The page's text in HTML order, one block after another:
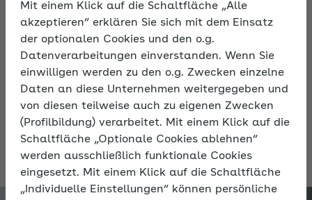
Mit einem Klick auf die Schaltfläche „Alle
akzeptieren“ erklären Sie sich mit dem Einsatz
der optionalen Cookies und den o.g.
Datenverarbeitungen einverstanden. Wenn Sie
einwilligen werden zu den o.g. Zwecken einzelne
Daten an diese Unternehmen weitergegeben und
von diesen teilweise auch zu eigenen Zwecken
(Profilbildung) verarbeitet. Mit einem Klick auf die
Schaltfläche „Optionale Cookies ablehnen“
werden ausschließlich funktionale Cookies
eingesetzt. Mit einem Klick auf die Schaltfläche
„Individuelle Einstellungen“ können persönliche
Sinn bei der Arbeit spielt eine
entscheidende Rolle für die Zufriedenheit
und Produktivität der Beschäftigten. Wenn
Arbeit als sinnstiftend wahrgenommen
wird, wirkt sich dies positiv auf die
Gesundheit, das Engagement, die
Motivation und die Identifikation mit dem
Unternehmen aus.